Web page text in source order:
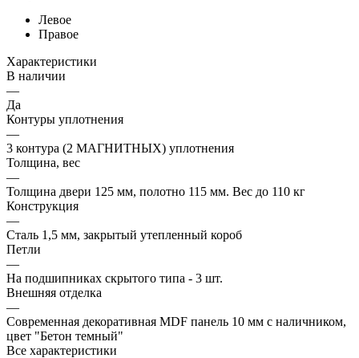
Левое
Правое
Характеристики
В наличии
—
Да
Контуры уплотнения
—
3 контура (2 МАГНИТНЫХ) уплотнения
Толщина, вес
—
Толщина двери 125 мм, полотно 115 мм. Вес до 110 кг
Конструкция
—
Сталь 1,5 мм, закрытый утепленный короб
Петли
—
На подшипниках скрытого типа - 3 шт.
Внешняя отделка
—
Современная декоративная MDF панель 10 мм с наличником,
цвет "Бетон темный"
Все характеристики